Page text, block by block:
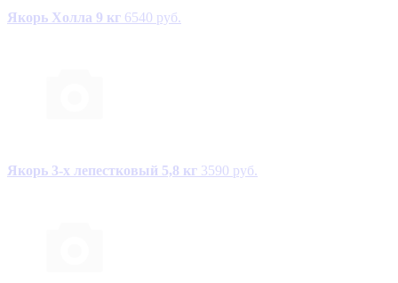
Якорь Холла 9 кг 6540 руб.
Якорь 3-х лепестковый 5,8 кг 3590 руб.